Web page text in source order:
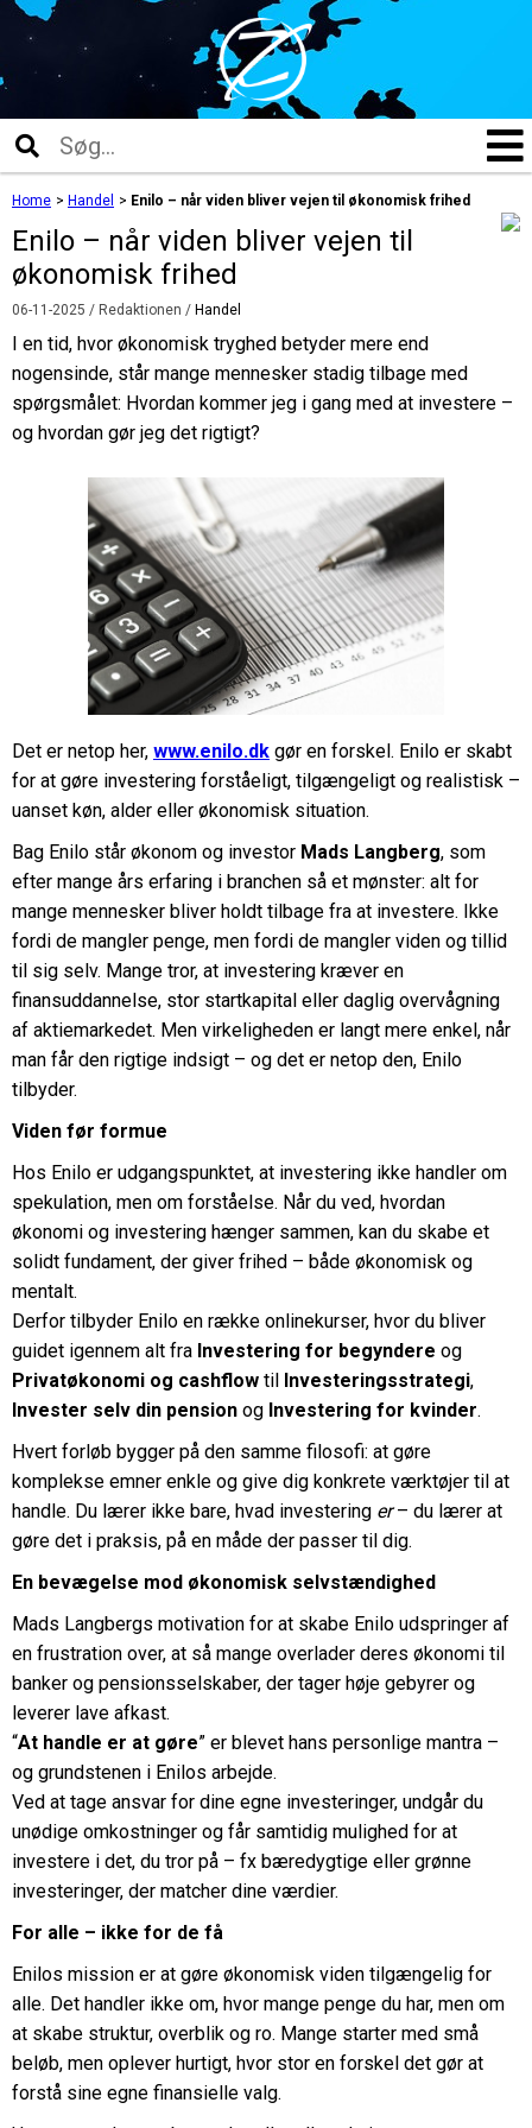
Home > Handel > Enilo – når viden bliver vejen til økonomisk frihed
Enilo – når viden bliver vejen til
økonomisk frihed
06-11-2025 / Redaktionen / Handel
I en tid, hvor økonomisk tryghed betyder mere end
nogensinde, står mange mennesker stadig tilbage med
spørgsmålet: Hvordan kommer jeg i gang med at investere –
og hvordan gør jeg det rigtigt?
Det er netop her, www.enilo.dk gør en forskel. Enilo er skabt
for at gøre investering forståeligt, tilgængeligt og realistisk –
uanset køn, alder eller økonomisk situation.
Bag Enilo står økonom og investor Mads Langberg, som
efter mange års erfaring i branchen så et mønster: alt for
mange mennesker bliver holdt tilbage fra at investere. Ikke
fordi de mangler penge, men fordi de mangler viden og tillid
til sig selv. Mange tror, at investering kræver en
finansuddannelse, stor startkapital eller daglig overvågning
af aktiemarkedet. Men virkeligheden er langt mere enkel, når
man får den rigtige indsigt – og det er netop den, Enilo
tilbyder.
Viden før formue
Hos Enilo er udgangspunktet, at investering ikke handler om
spekulation, men om forståelse. Når du ved, hvordan
økonomi og investering hænger sammen, kan du skabe et
solidt fundament, der giver frihed – både økonomisk og
mentalt.
Derfor tilbyder Enilo en række onlinekurser, hvor du bliver
guidet igennem alt fra Investering for begyndere og
Privatøkonomi og cashflow til Investeringsstrategi,
Invester selv din pension og Investering for kvinder.
Hvert forløb bygger på den samme filosofi: at gøre
komplekse emner enkle og give dig konkrete værktøjer til at
handle. Du lærer ikke bare, hvad investering er– du lærer at
gøre det i praksis, på en måde der passer til dig.
En bevægelse mod økonomisk selvstændighed
Mads Langbergs motivation for at skabe Enilo udspringer af
en frustration over, at så mange overlader deres økonomi til
banker og pensionsselskaber, der tager høje gebyrer og
leverer lave afkast.
“At handle er at gøre” er blevet hans personlige mantra –
og grundstenen i Enilos arbejde.
Ved at tage ansvar for dine egne investeringer, undgår du
unødige omkostninger og får samtidig mulighed for at
investere i det, du tror på – fx bæredygtige eller grønne
investeringer, der matcher dine værdier.
For alle – ikke for de få
Enilos mission er at gøre økonomisk viden tilgængelig for
alle. Det handler ikke om, hvor mange penge du har, men om
at skabe struktur, overblik og ro. Mange starter med små
beløb, men oplever hurtigt, hvor stor en forskel det gør at
forstå sine egne finansielle valg.